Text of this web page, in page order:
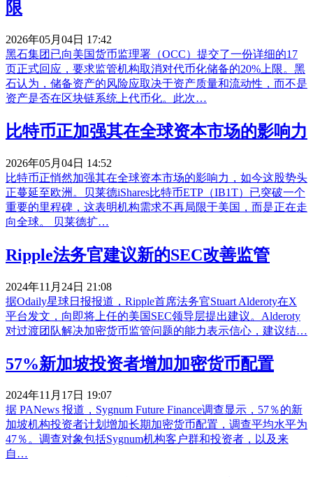
限
2026年05月04日 17:42
黑石集团已向美国货币监理署（OCC）提交了一份详细的17
页正式回应，要求监管机构取消对代币化储备的20%上限。黑
石认为，储备资产的风险应取决于资产质量和流动性，而不是
资产是否在区块链系统上代币化。此次…
比特币正加强其在全球资本市场的影响力
2026年05月04日 14:52
比特币正悄然加强其在全球资本市场的影响力，如今这股势头
正蔓延至欧洲。贝莱德iShares比特币ETP（IB1T）已突破一个
重要的里程碑，这表明机构需求不再局限于美国，而是正在走
向全球。 贝莱德扩…
Ripple法务官建议新的SEC改善监管
2024年11月24日 21:08
据Odaily星球日报报道，Ripple首席法务官Stuart Alderoty在X
平台发文，向即将上任的美国SEC领导层提出建议。Alderoty
对过渡团队解决加密货币监管问题的能力表示信心，建议结…
57%新加坡投资者增加加密货币配置
2024年11月17日 19:07
据 PANews 报道，Sygnum Future Finance调查显示，57％的新
加坡机构投资者计划增加长期加密货币配置，调查平均水平为
47％。调查对象包括Sygnum机构客户群和投资者，以及来
自…